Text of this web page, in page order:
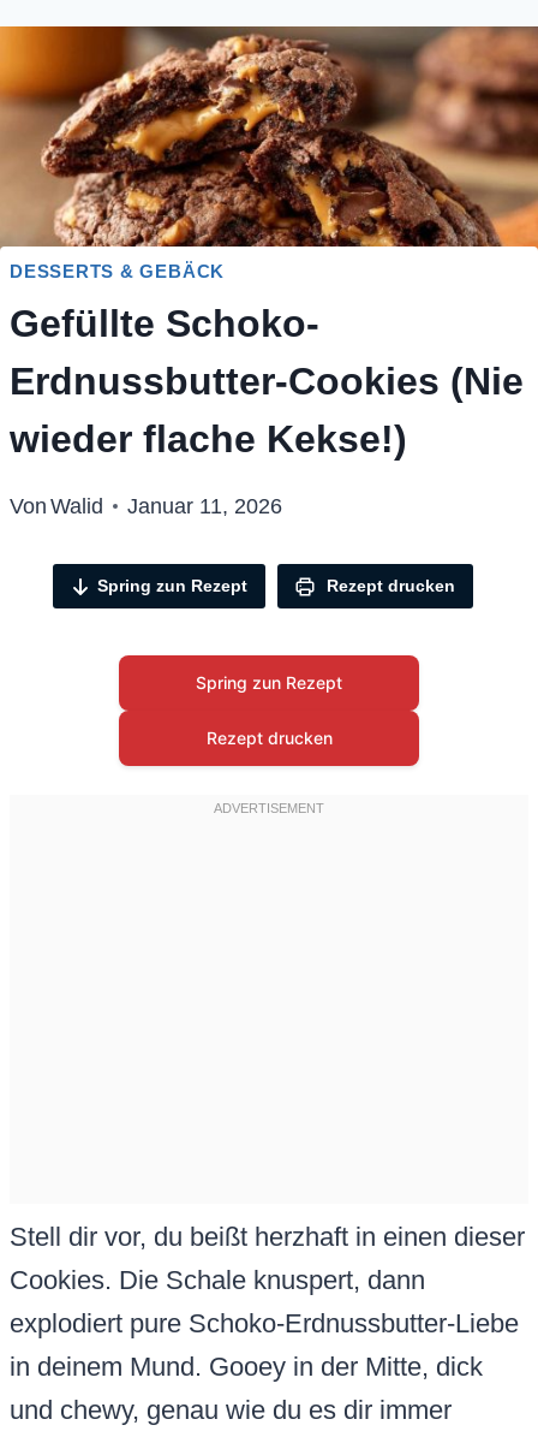
DESSERTS & GEBÄCK
Gefüllte Schoko-
Erdnussbutter-Cookies (Nie
wieder flache Kekse!)
Von Walid Januar 11, 2026
Spring zun Rezept Rezept drucken
Spring zun Rezept
Rezept drucken
Stell dir vor, du beißt herzhaft in einen dieser
Cookies. Die Schale knuspert, dann
explodiert pure Schoko-Erdnussbutter-Liebe
in deinem Mund. Gooey in der Mitte, dick
und chewy, genau wie du es dir immer